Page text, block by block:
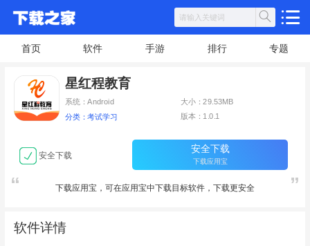
首页 软件 手游 排行 专题
星红程教育
系统：Android 大小：29.53MB
分类：考试学习 版本：1.0.1
安全下载
安全下载
下载应用宝
下载应用宝，可在应用宝中下载目标软件，下载更安全
软件详情